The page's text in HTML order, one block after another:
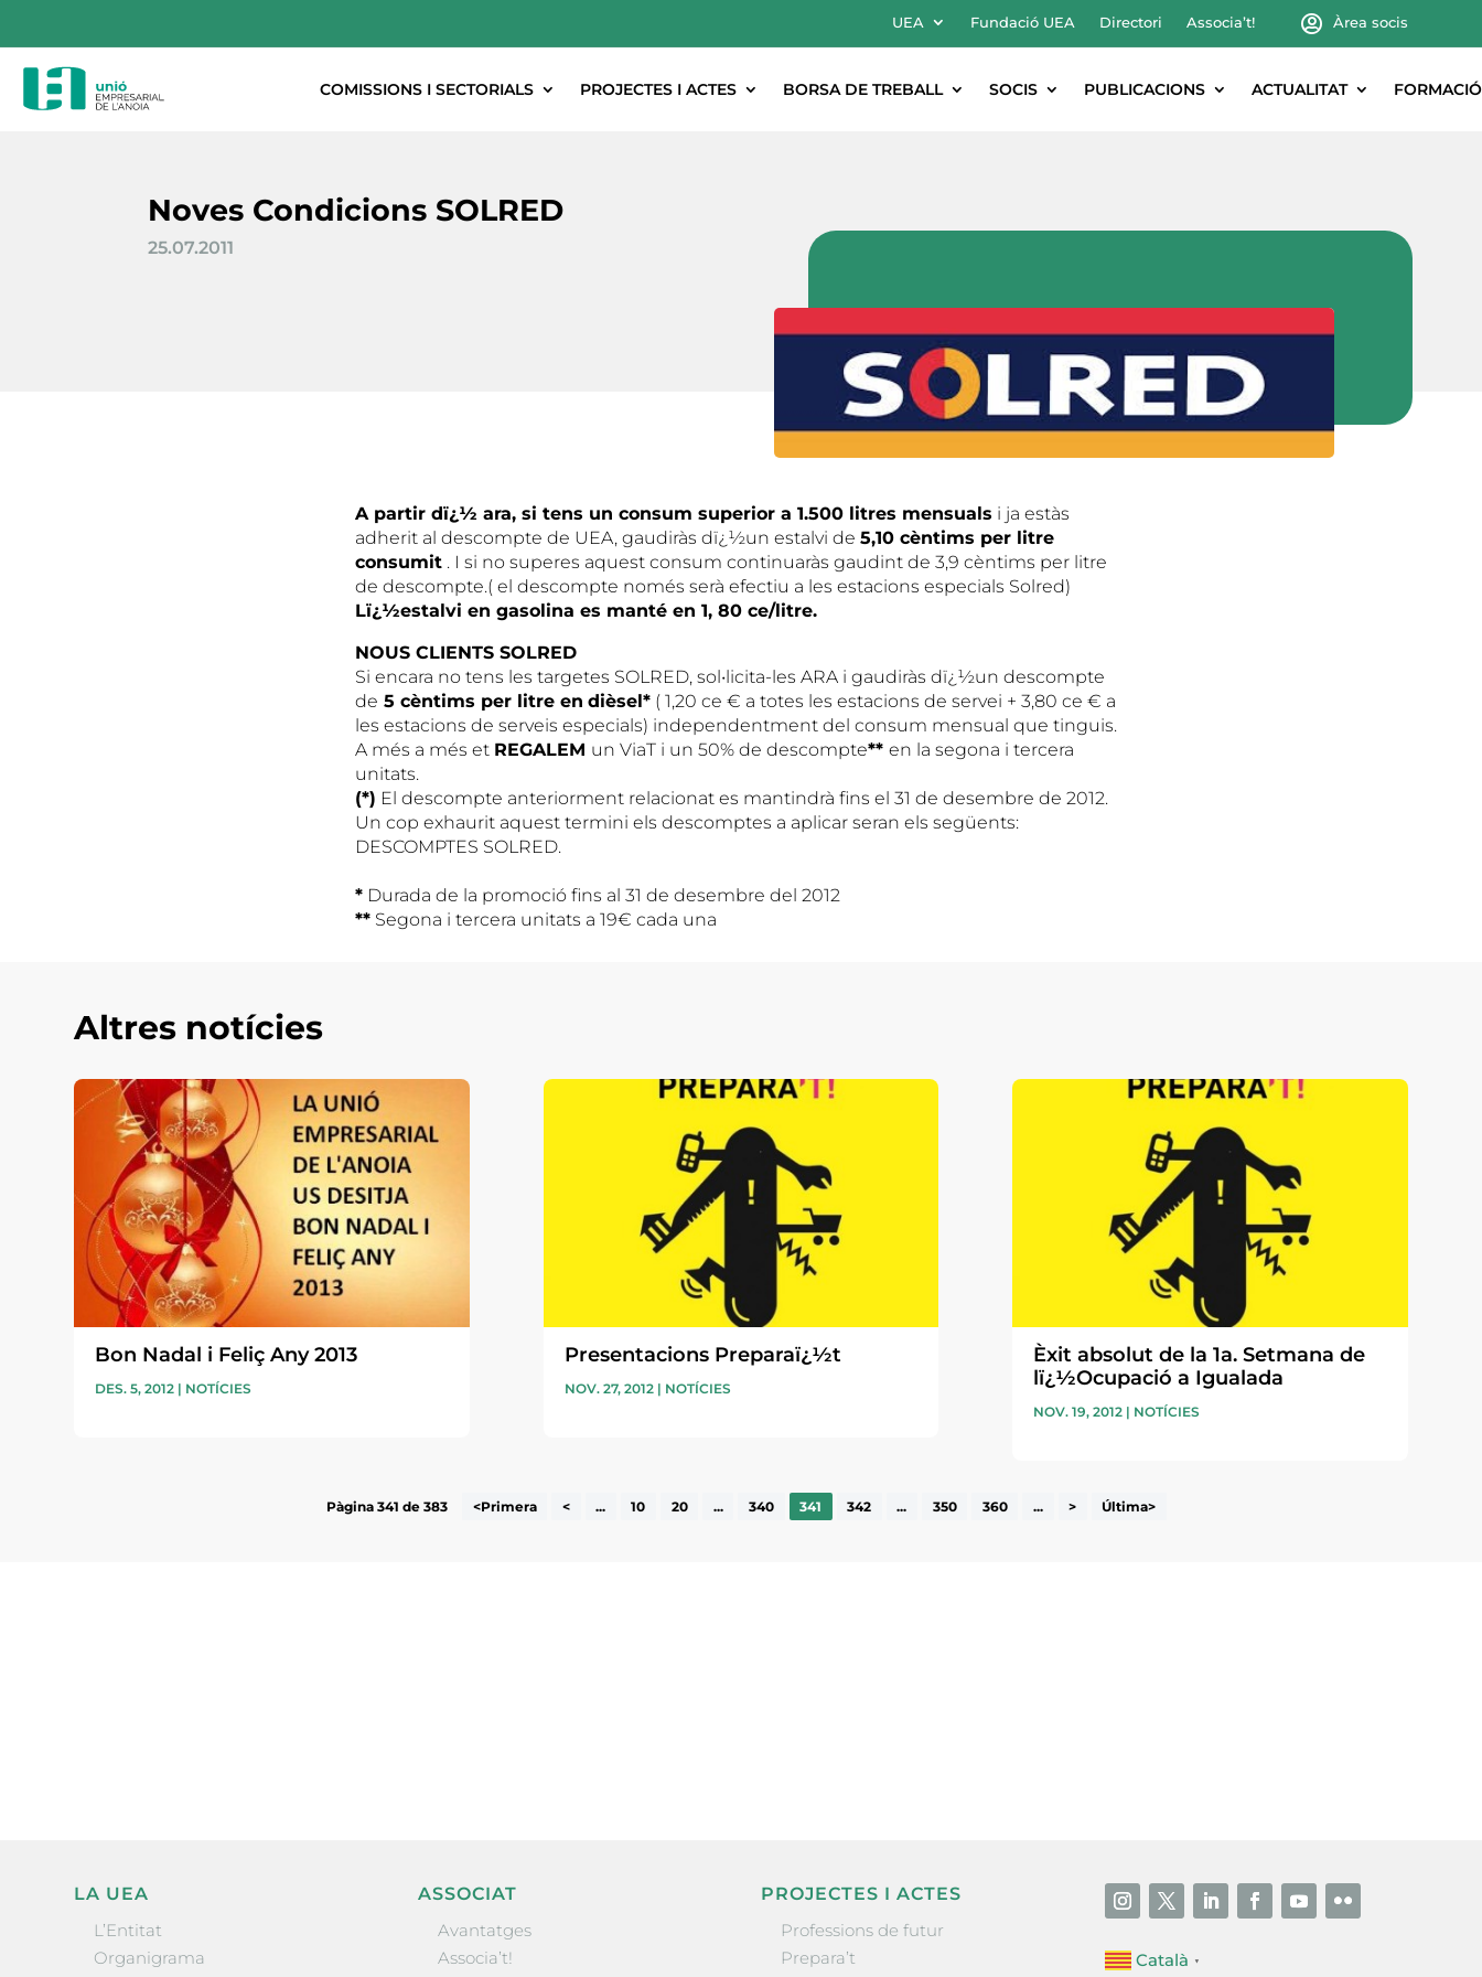
UEA Fundació UEA Directori Associa’t! Àrea socis
COMISSIONS I SECTORIALS PROJECTES I ACTES BORSA DE TREBALL SOCIS PUBLICACIONS ACTUALITAT FORMACIÓ
Noves Condicions SOLRED
25.07.2011
A partir dï¿½ ara, si tens un consum superior a 1.500 litres mensuals i ja estàs
adherit al descompte de UEA, gaudiràs dï¿½un estalvi de 5,10 cèntims per litre
consumit . I si no superes aquest consum continuaràs gaudint de 3,9 cèntims per litre
de descompte.( el descompte només serà efectiu a les estacions especials Solred)
Lï¿½estalvi en gasolina es manté en 1, 80 ce/litre.
NOUS CLIENTS SOLRED
Si encara no tens les targetes SOLRED, sol•licita-les ARA i gaudiràs dï¿½un descompte
de 5 cèntims per litre en dièsel* ( 1,20 ce € a totes les estacions de servei + 3,80 ce € a
les estacions de serveis especials) independentment del consum mensual que tinguis.
A més a més et REGALEM un ViaT i un 50% de descompte** en la segona i tercera
unitats.
(*) El descompte anteriorment relacionat es mantindrà fins el 31 de desembre de 2012.
Un cop exhaurit aquest termini els descomptes a aplicar seran els següents:
DESCOMPTES SOLRED.
* Durada de la promoció fins al 31 de desembre del 2012
** Segona i tercera unitats a 19€ cada una
Altres notícies
Bon Nadal i Feliç Any 2013
DES. 5, 2012 | NOTÍCIES
Presentacions Preparaï¿½t
NOV. 27, 2012| NOTÍCIES
Èxit absolut de la 1a. Setmana de
lï¿½Ocupació a Igualada
NOV. 19, 2012| NOTÍCIES
Pàgina 341 de 383 <Primera < ... 10 20 ... 340 341 342 ... 350 360 ... > Última>
LA UEA
L’Entitat
Organigrama
ASSOCIAT
Avantatges
Associa’t!
PROJECTES I ACTES
Professions de futur
Prepara’t
Català ▼